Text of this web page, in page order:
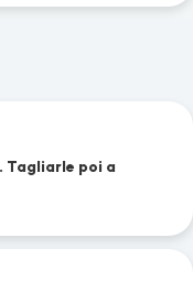
Tagliarle poi a